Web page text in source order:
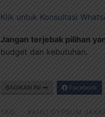
Klik untuk Konsultasi
Jangan terjebak pilihan
budget dan kebutuhan.
BAGIKAN INI Facebook
TAG: #AHLI GYPSUM